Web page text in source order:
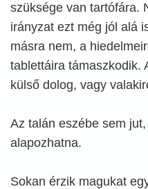
szüksége van tartófára.
irányzat ezt még jól alá
másra nem, a
tablettáira támaszkodik.
külső dolog, vagy
Az talán eszébe sem
alapozhatna.
Sokan érzik magukat